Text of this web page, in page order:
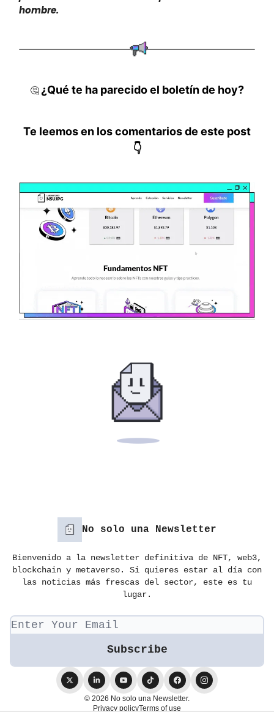
hombre.
🤔¿Qué te ha parecido el boletín de hoy?
Te leemos en los comentarios de este post
👇
No solo una Newsletter
Bienvenido a la newsletter definitiva de NFT, web3,
blockchain y metaverso. Si quieres estar al día con
las noticias más frescas del sector, este es tu
lugar.
© 2026 No solo una Newsletter.
Privacy policyTerms of use